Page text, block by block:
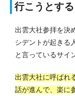
行こうとす
出雲大社参拝を決
シデントが起きる
と言っているサイ
出雲大社に呼ばれ
話が進んで、楽に